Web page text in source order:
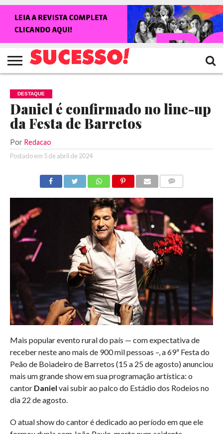
NOTÍCIAS
SHOWS
ENTREVISTAS
CLIQUES
RANKING
CROWLEY
TV
SUCESSO!
REVISTA
SUCESSO!
DESTAQUE
Daniel é confirmado no line-up
da Festa de Barretos
Por Redacao
Postado em 5 de abril de 2024
Mais popular evento rural do país — com expectativa de
receber neste ano mais de 900 mil pessoas –, a 69ª Festa do
Peão de Boiadeiro de Barretos (15 a 25 de agosto) anunciou
mais um grande show em sua programação artística: o
cantor Daniel vai subir ao palco do Estádio dos Rodeios no
dia 22 de agosto.
O atual show do cantor é dedicado ao período em que ele